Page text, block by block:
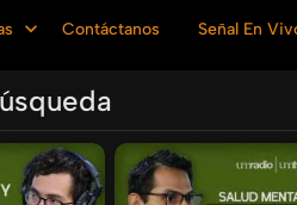
Contáctanos Señal En
Ordenar por: